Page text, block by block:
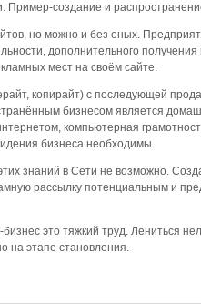
Пример-создание и
но можно и без оных.
дополнительного
мест на своём сайте.
копирайт) с последующей
бизнесом является
компьютерная
бизнеса необходимы.
знаний в Сети не возможно.
рассылку потенциальным и
это тяжкий труд. Лениться
на этапе становления.